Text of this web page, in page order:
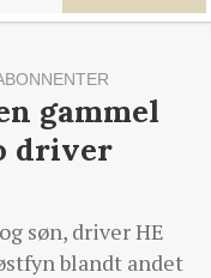
gammel
driver
søn, driver HE
blandt andet